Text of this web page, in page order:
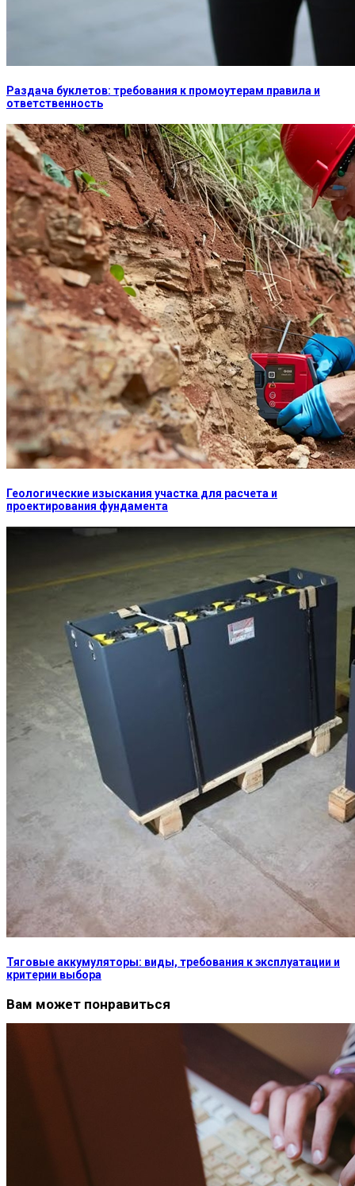
Раздача буклетов: требования к промоутерам правила и
ответственность
Геологические изыскания участка для расчета и
проектирования фундамента
Тяговые аккумуляторы: виды, требования к эксплуатации и
критерии выбора
Вам может понравиться